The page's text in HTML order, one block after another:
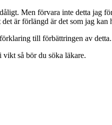
Men förvara inte detta jag
är förlängd är det som jag kan
till förbättringen av detta.
så bör du söka läkare.